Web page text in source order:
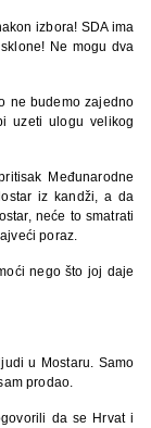
izbora! SDA ima
Ne mogu dva
ne budemo zajedno
uzeti ulogu velikog
Međunarodne
iz kandži, a da
neće to smatrati
poraz.
nego što joj daje
u Mostaru. Samo
prodao.
da se Hrvat i